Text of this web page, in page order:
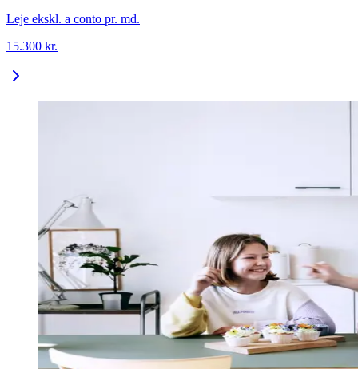
Leje ekskl. a conto pr. md.
15.300 kr.